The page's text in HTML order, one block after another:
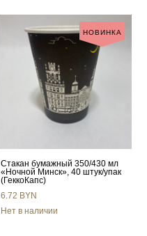
НОВИНКА
Стакан бумажный 350/430 мл
«Ночной Минск», 40 штук/упак
(ГеккоКапс)
6.72 BYN
Нет в наличии